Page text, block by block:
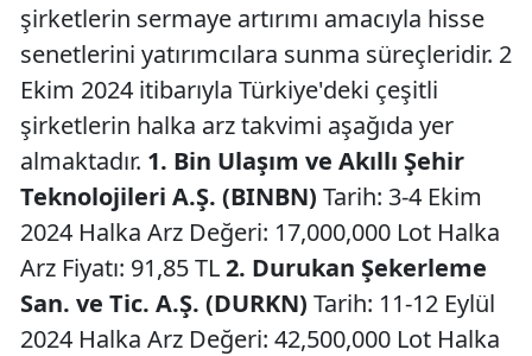
şirketlerin sermaye artırımı amacıyla hisse
senetlerini yatırımcılara sunma süreçleridir. 2
Ekim 2024 itibarıyla Türkiye'deki çeşitli
şirketlerin halka arz takvimi aşağıda yer
almaktadır. 1. Bin Ulaşım ve Akıllı Şehir
Teknolojileri A.Ş. (BINBN) Tarih: 3-4 Ekim
2024 Halka Arz Değeri: 17,000,000 Lot Halka
Arz Fiyatı: 91,85 TL2. Durukan Şekerleme
San. ve Tic. A.Ş. (DURKN) Tarih: 11-12 Eylül
2024 Halka Arz Değeri: 42,500,000 Lot Halka